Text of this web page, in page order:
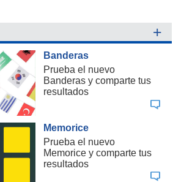
+
Banderas
Prueba el nuevo
Banderas y comparte tus
resultados
Memorice
Prueba el nuevo
Memorice y comparte tus
resultados